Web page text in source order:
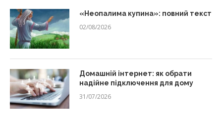
«Неопалима купина»: повний текст
02/08/2026
Домашній інтернет: як обрати
надійне підключення для дому
31/07/2026